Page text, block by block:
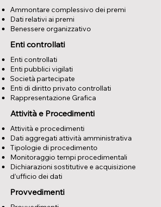
Ammontare complessivo dei premi
Dati relativi ai premi
Benessere organizzativo
Enti controllati
Enti controllati
Enti pubblici vigilati
Società partecipate
Enti di diritto privato controllati
Rappresentazione Grafica
Attività e Procedimenti
Attività e procedimenti
Dati aggregati attività amministrativa
Tipologie di procedimento
Monitoraggio tempi procedimentali
Dichiarazioni sostitutive e acquisizione
d’ufficio dei dati
Provvedimenti